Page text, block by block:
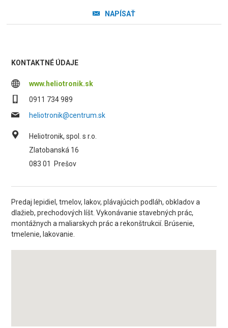
NAPÍSAŤ
KONTAKTNÉ ÚDAJE
www.heliotronik.sk
0911 734 989
heliotronik@centrum.sk
Heliotronik, spol. s r.o.
Zlatobanská 16
083 01
Prešov
Predaj lepidiel, tmelov, lakov, plávajúcich podláh, obkladov a
dlažieb, prechodových líšt. Vykonávanie stavebných prác,
montážnych a maliarskych prác a rekonštrukcií. Brúsenie,
tmelenie, lakovanie.